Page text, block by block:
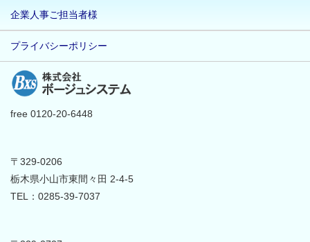
企業人事ご担当者様
プライバシーポリシー
free 0120-20-6448
〒329-0206
栃木県小山市東間々田 2-4-5
TEL：0285-39-7037